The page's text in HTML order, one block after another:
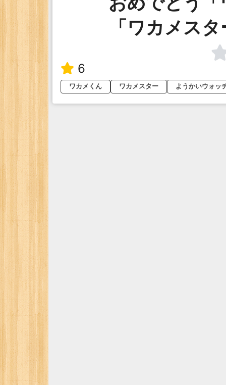
「ワカメス
6
ワカメくん ワカメスター ようかいウォッ